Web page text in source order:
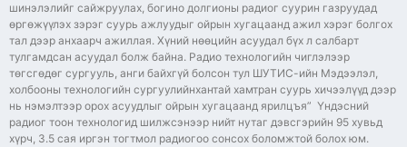
шинэлэлийг сайжруулах, богино долгионы радиог суурин газруудад
өргөжүүлэх зэрэг суурь ажлуудыг ойрын хугацаанд ажил хэрэг болгох
тал дээр анхаарч ажиллая. Хүний нөөцийн асуудал бүх л салбарт
тулгамдсан асуудал болж байна. Радио технологийн чиглэлээр
төгсгөдөг сургууль, анги байхгүй болсон тул ШУТИС-ийн Мэдээлэл,
холбооны технологийн сургуулийнхантай хамтран суурь хичээлүүд дээр
нь нэмэлтээр орох асуудлыг ойрын хугацаанд ярилцъя” Үндэсний
радиог тоон технологид шилжсэнээр нийт нутаг дэвсгэрийн 95 хувьд
хүрч, 3.5 сая иргэн тогтмол радиогоо сонсох боломжтой болох юм.